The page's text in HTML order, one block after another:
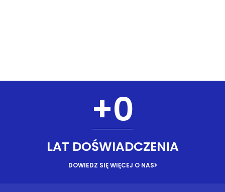
+0
LAT DOŚWIADCZENIA
DOWIEDZ SIĘ WIĘCEJ O NAS